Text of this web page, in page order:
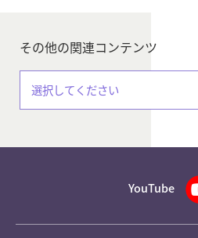
その他の関連コンテンツ
選択してください
YouTube